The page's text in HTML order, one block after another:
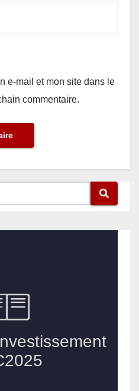
e-mail et mon site dans le
commentaire.